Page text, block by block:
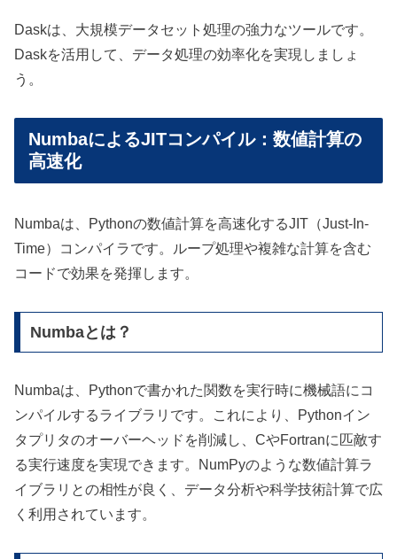
Daskは、大規模データセット処理の強力なツールです。
Daskを活用して、データ処理の効率化を実現しましょ
う。
NumbaによるJITコンパイル：数値計算の
高速化
Numbaは、Pythonの数値計算を高速化するJIT（Just-In-
Time）コンパイラです。ループ処理や複雑な計算を含む
コードで効果を発揮します。
Numbaとは？
Numbaは、Pythonで書かれた関数を実行時に機械語にコ
ンパイルするライブラリです。これにより、Pythonイン
タプリタのオーバーヘッドを削減し、CやFortranに匹敵す
る実行速度を実現できます。NumPyのような数値計算ラ
イブラリとの相性が良く、データ分析や科学技術計算で広
く利用されています。